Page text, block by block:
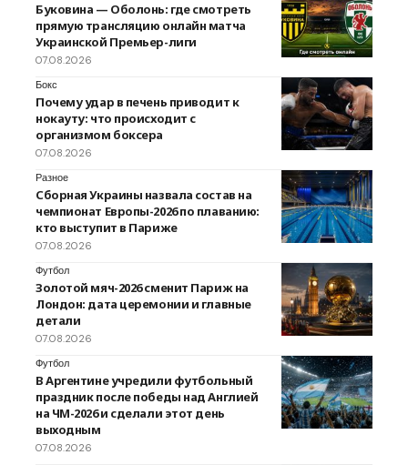
Буковина — Оболонь: где смотреть
прямую трансляцию онлайн матча
Украинской Премьер-лиги
07.08.2026
Бокс
Почему удар в печень приводит к
нокауту: что происходит с
организмом боксера
07.08.2026
Разное
Сборная Украины назвала состав на
чемпионат Европы-2026 по плаванию:
кто выступит в Париже
07.08.2026
Футбол
Золотой мяч-2026 сменит Париж на
Лондон: дата церемонии и главные
детали
07.08.2026
Футбол
В Аргентине учредили футбольный
праздник после победы над Англией
на ЧМ-2026 и сделали этот день
выходным
07.08.2026